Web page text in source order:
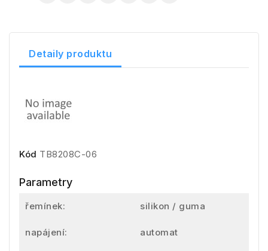
Detaily produktu
Kód TB8208C-06
Parametry
řemínek: silikon / guma
napájení: automat